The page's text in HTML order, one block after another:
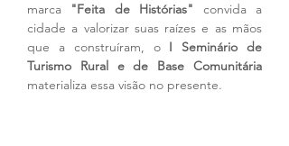
marca "Feita de Histórias" convida a
cidade a valorizar suas raízes e as mãos
que a construíram, o I Seminário de
Turismo Rural e de Base Comunitária
materializa essa visão no presente.